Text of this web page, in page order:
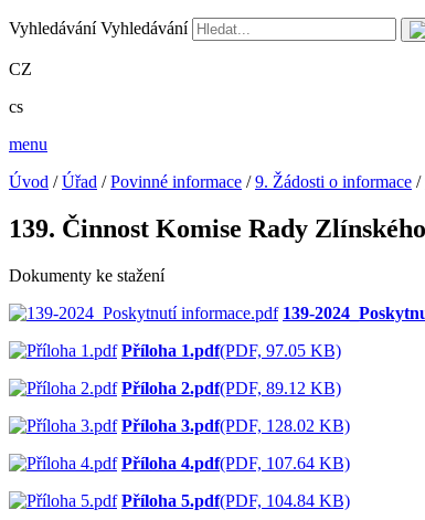
Vyhledávání Vyhledávání
CZ
cs
menu
Úvod /Úřad /Povinné informace /9. Žádosti o informace /
139. Činnost Komise Rady
Dokumenty ke stažení
139-
Příloha 1.pdf(PDF, 97.05 KB)
Příloha 2.pdf(PDF, 89.12 KB)
Příloha 3.pdf(PDF, 128.02 KB)
Příloha 4.pdf(PDF, 107.64 KB)
Příloha 5.pdf(PDF, 104.84 KB)